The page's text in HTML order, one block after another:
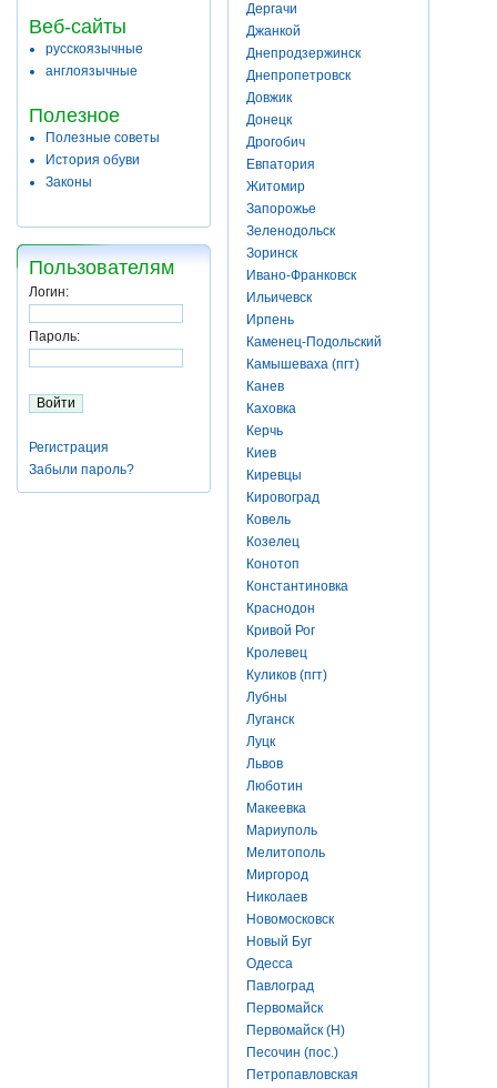
Веб-сайты
русскоязычные
англоязычные
Полезное
Полезные советы
История обуви
Законы
Пользователям
Логин:
Пароль:
Регистрация
Забыли пароль?
Дергачи
Джанкой
Днепродзержинск
Днепропетровск
Довжик
Донецк
Дрогобич
Евпатория
Житомир
Запорожье
Зеленодольск
Зоринск
Ивано-Франковск
Ильичевск
Ирпень
Каменец-Подольский
Камышеваха (пгт)
Канев
Каховка
Керчь
Киев
Киревцы
Кировоград
Ковель
Козелец
Конотоп
Константиновка
Краснодон
Кривой Рог
Кролевец
Куликов (пгт)
Лубны
Луганск
Луцк
Львов
Люботин
Макеевка
Мариуполь
Мелитополь
Миргород
Николаев
Новомосковск
Новый Буг
Одесса
Павлоград
Первомайск
Первомайск (Н)
Песочин (пос.)
Петропавловская